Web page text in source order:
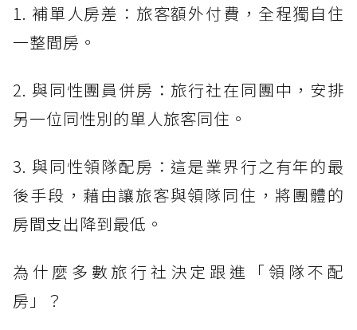
1. 補單人房差：旅客額外付費，全程獨自住
一整間房。
2. 與同性團員併房：旅行社在同團中，安排
另一位同性別的單人旅客同住。
3. 與同性領隊配房：這是業界行之有年的最
後手段，藉由讓旅客與領隊同住，將團體的
房間支出降到最低。
為什麼多數旅行社決定跟進「領隊不配
房」？